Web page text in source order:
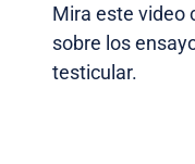
Mira este video
sobre los
testicular.